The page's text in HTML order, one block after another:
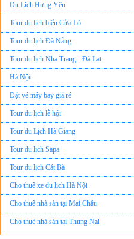
Tour du lịch biển Cửa Lò
Tour du lịch Đà Nẵng
Tour du lịch Nha Trang - Đà Lạt
Hà Nội
Đặt vé máy bay giá rẻ
Tour du lịch lễ hội
Tour du Lịch Hà Giang
Tour du lịch Sapa
Tour du lịch Cát Bà
Cho thuê xe du lịch Hà Nội
Cho thuê nhà sàn tại Mai Châu
Cho thuê nhà sàn tại Thung Nai
Nhà sàn tại Đảo Dừa Thung Nai